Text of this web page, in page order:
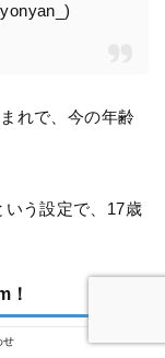
れで、今の年齢
いう設定で、17歳
！
せ